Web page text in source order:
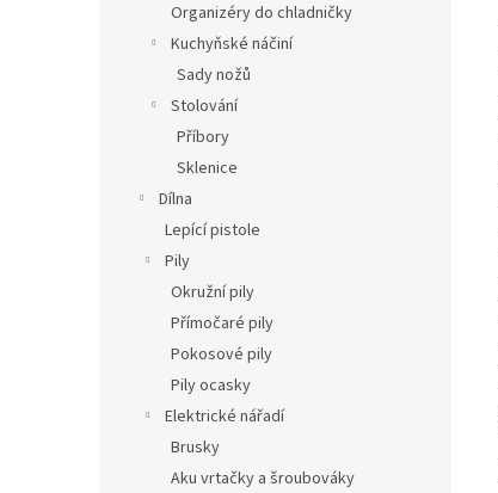
Organizéry do chladničky
Kuchyňské náčiní
Sady nožů
Stolování
Příbory
Sklenice
Dílna
Lepící pistole
Pily
Okružní pily
Přímočaré pily
Pokosové pily
Pily ocasky
Elektrické nářadí
Brusky
Aku vrtačky a šroubováky